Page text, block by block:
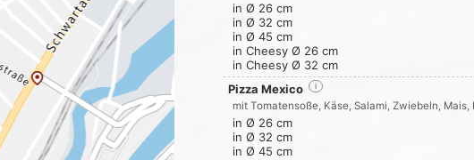
in Ø 26 cm
in Ø 32 cm
in Ø 45 cm
in Cheesy Ø 26 cm
in Cheesy Ø 32 cm
Pizza Mexico
i
mit Tomatensoße, Käse, Salami, Zwiebeln,
in Ø 26 cm
in Ø 32 cm
in Ø 45 cm